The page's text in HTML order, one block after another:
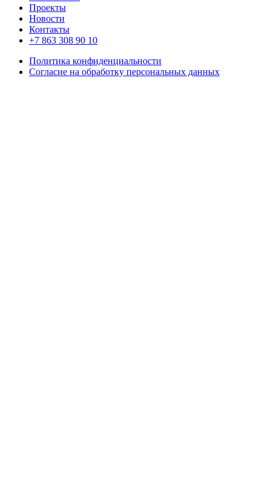
Проекты
Новости
Контакты
+7 863 308 90 10
Политика конфиденциальности
Согласие на обработку персональных данных